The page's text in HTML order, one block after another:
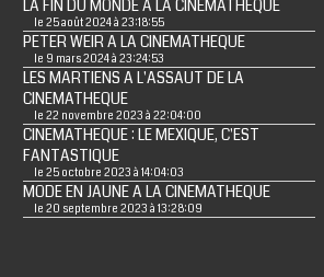
LA FIN DU MONDE A LA CINEMATHEQUE
le 25 août 2024 à 23:18:55
PETER WEIR A LA CINEMATHEQUE
le 9 mars 2024 à 23:24:53
LES MARTIENS A L'ASSAUT DE LA
CINEMATHEQUE
le 22 novembre 2023 à 22:04:00
CINEMATHEQUE : LE MEXIQUE, C'EST
FANTASTIQUE
le 25 octobre 2023 à 14:04:03
MODE EN JAUNE A LA CINEMATHEQUE
le 20 septembre 2023 à 13:28:09